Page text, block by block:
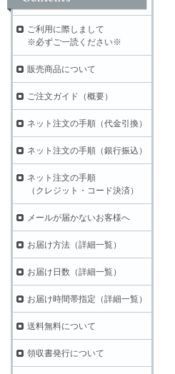
ご利用に際しまして
※必ずご一読ください※
販売商品について
ご注文ガイド（概要）
ネット注文の手順（代金引換）
ネット注文の手順（銀行振込）
ネット注文の手順
（クレジット・コード決済）
メールが届かないお客様へ
お届け方法（詳細一覧）
お届け日数（詳細一覧）
お届け時間帯指定（詳細一覧）
送料無料について
領収書発行について